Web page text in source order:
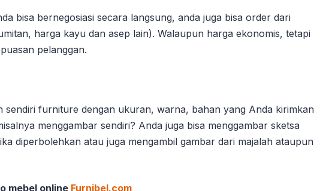
bisa bernegosiasi secara langsung, anda juga bisa order dari
harga kayu dan asep lain). Walaupun harga ekonomis, tetapi
pelanggan.
sendiri furniture dengan ukuran, warna, bahan yang Anda kirimkan
menggambar sendiri? Anda juga bisa menggambar sketsa
diperbolehkan atau juga mengambil gambar dari majalah ataupun
mebel online Furnibel.com